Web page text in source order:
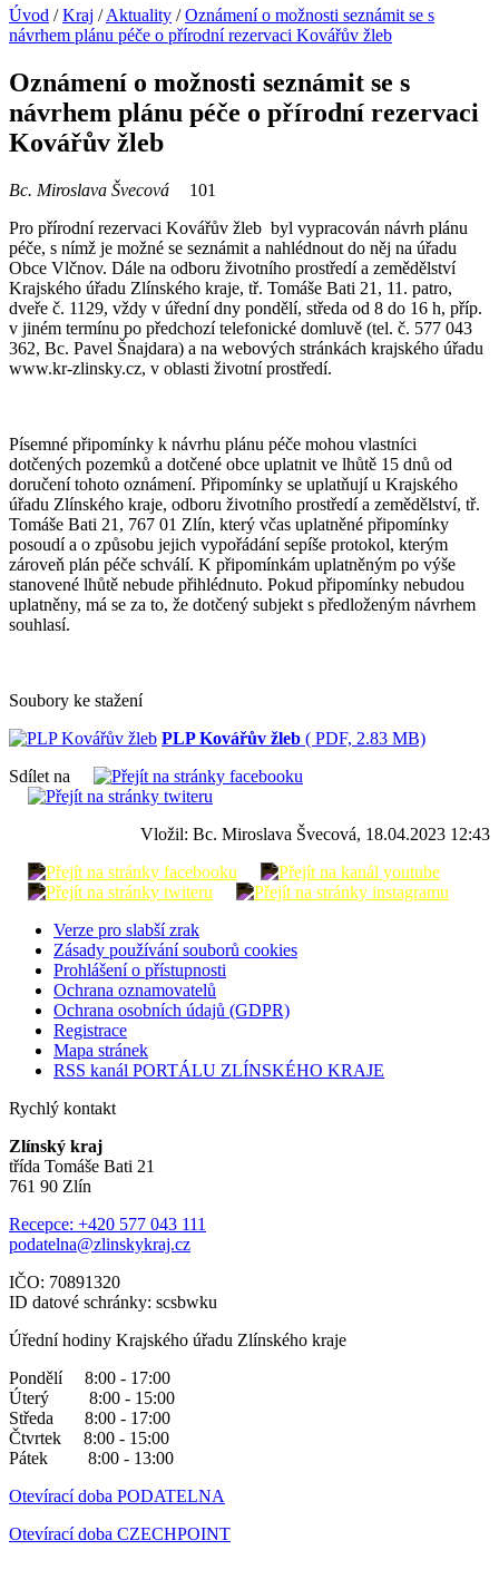
Úvod /Kraj /Aktuality /Oznámení o možnosti seznámit se s
návrhem plánu péče o přírodní rezervaci Kovářův žleb
Oznámení o možnosti seznámit se s
návrhem plánu péče o přírodní rezervaci
Kovářův žleb
Bc. Miroslava Švecová
101
Pro přírodní rezervaci Kovářův žleb byl vypracován návrh plánu
péče, s nímž je možné se seznámit a nahlédnout do něj na úřadu
Obce Vlčnov. Dále na odboru životního prostředí a zemědělství
Krajského úřadu Zlínského kraje, tř. Tomáše Bati 21, 11. patro,
dveře č. 1129, vždy v úřední dny pondělí, středa od 8 do 16 h, příp.
v jiném termínu po předchozí telefonické domluvě (tel. č. 577 043
362, Bc. Pavel Šnajdara) a na webových stránkách krajského úřadu
www.kr-zlinsky.cz, v oblasti životní prostředí.
Písemné připomínky k návrhu plánu péče mohou vlastníci
dotčených pozemků a dotčené obce uplatnit ve lhůtě 15 dnů od
doručení tohoto oznámení. Připomínky se uplatňují u Krajského
úřadu Zlínského kraje, odboru životního prostředí a zemědělství, tř.
Tomáše Bati 21, 767 01 Zlín, který včas uplatněné připomínky
posoudí a o způsobu jejich vypořádání sepíše protokol, kterým
zároveň plán péče schválí. K připomínkám uplatněným po výše
stanovené lhůtě nebude přihlédnuto. Pokud připomínky nebudou
uplatněny, má se za to, že dotčený subjekt s předloženým návrhem
souhlasí.
Soubory ke stažení
PLP Kovářův žleb ( PDF, 2.83 MB)
Sdílet na
Vložil: Bc. Miroslava Švecová, 18.04.2023 12:43
Verze pro slabší zrak
Zásady používání souborů cookies
Prohlášení o přístupnosti
Ochrana oznamovatelů
Ochrana osobních údajů (GDPR)
Registrace
Mapa stránek
RSS kanál PORTÁLU ZLÍNSKÉHO KRAJE
Rychlý kontakt
Zlínský kraj
třída Tomáše Bati 21
761 90 Zlín
Recepce: +420 577 043 111
podatelna@zlinskykraj.cz
IČO: 70891320
ID datové schránky: scsbwku
Úřední hodiny Krajského úřadu Zlínského kraje
Pondělí 8:00 - 17:00
Úterý 8:00 - 15:00
Středa 8:00 - 17:00
Čtvrtek 8:00 - 15:00
Pátek 8:00 - 13:00
Otevírací doba PODATELNA
Otevírací doba CZECHPOINT